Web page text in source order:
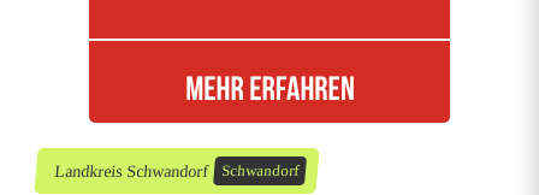
Landkreis Schwandorf Schwandorf